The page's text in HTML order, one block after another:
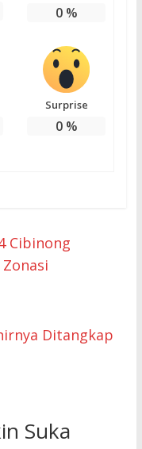
0%
Surprise
0%
Cibinong
Ditangkap
Suka